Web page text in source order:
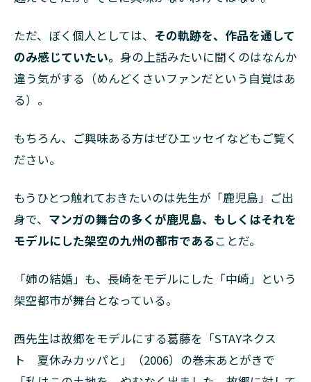
ただ、ぼく個人としては、 その軌跡を、作品を通して
のみ感じていたい。 身の上話みたいに聞くのはなんか
違う気がする（めんどくさいファンだという自覚はあ
る）。
もちろん、ご興味ある方はぜひエッセイなどもご覧く
ださい。
もうひとつ触れておきたいのは先生が「鹿児島」ご出
身で、 マンガの舞台の多くが鹿児島、もしくはそれを
モデルにした架空の九州の都市であることだ。
「姉の結婚」も、長崎をモデルにした「中崎」という
架空都市が舞台となっている。
西先生は故郷をモデルにする葛藤を「STAYネクス
ト 夏休みカッパと」（2006）の巻末あとがきで